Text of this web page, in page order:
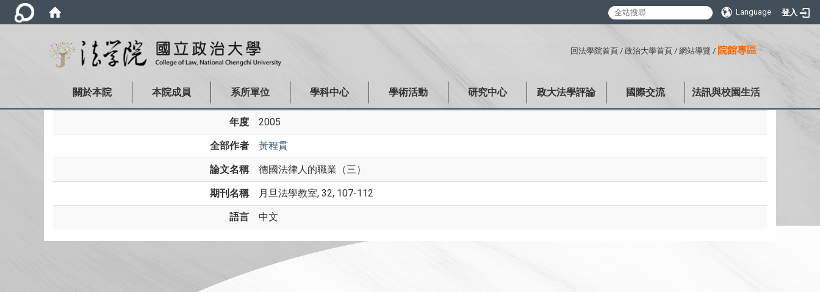
Language 登入
回法學院首頁 / 政治大學首頁 / 網站導覽 / 院館專區
關於本院 本院成員 系所單位 學科中心 學術活動 研究中心 政大法學評論 國際交流 法訊與校園生活
年度 2005
全部作者 黃程貫
論文名稱 德國法律人的職業（三）
期刊名稱 月旦法學教室, 32, 107-112
語言 中文